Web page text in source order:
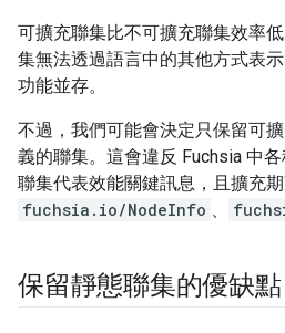
可擴充聯集比不可擴充聯集效率
集無法透過語言中的其他方式表
功能並存。
不過，我們可能會決定只保留可
義的聯集。這會違反 Fuchsia 中
聯集代表效能關鍵訊息，且擴充
fuchsia.io/NodeInfo 、
保留靜態聯集的優缺點